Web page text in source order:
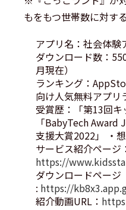
もをもつ世帯数に対す
アプリ名：社会体験
ダウンロード数：
月現在）
ランキング：
向け人気無料アプリ
受賞歴：「第13回キ
「BabyTech Award
支援大賞2022」 ・
サービス紹介ページ
https://
ダウンロードページ
: https://
紹介動画URL：